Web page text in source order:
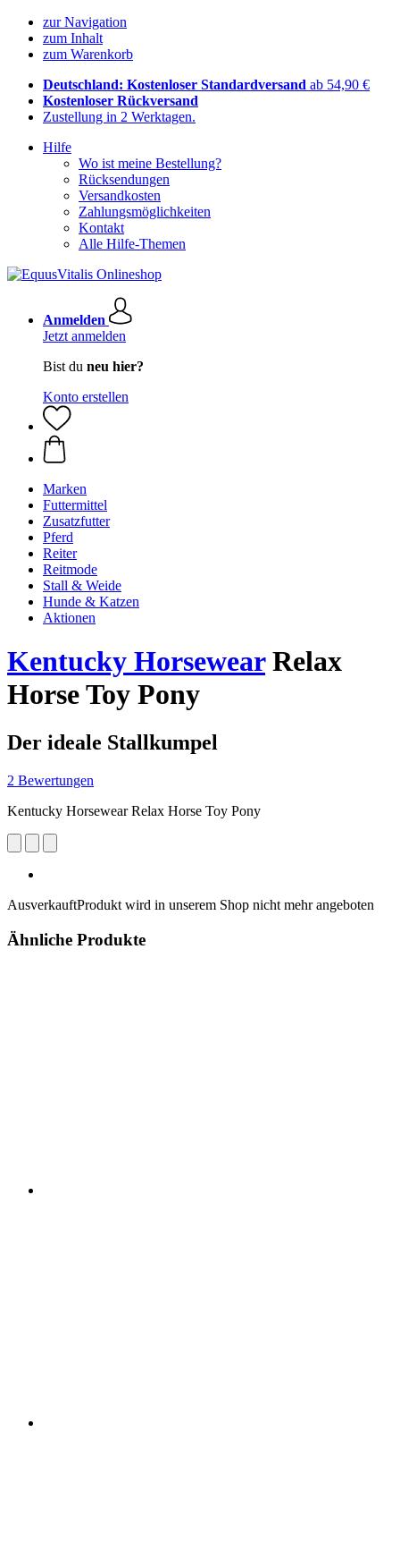
zur Navigation
zum Inhalt
zum Warenkorb
Deutschland: Kostenloser Standardversand ab 54,90 €
Kostenloser Rückversand
Zustellung in 2 Werktagen.
Hilfe
Wo ist meine Bestellung?
Rücksendungen
Versandkosten
Zahlungsmöglichkeiten
Kontakt
Alle Hilfe-Themen
Anmelden
Jetzt anmelden
Bist du neu hier?
Konto erstellen
Marken
Futtermittel
Zusatzfutter
Pferd
Reiter
Reitmode
Stall & Weide
Hunde & Katzen
Aktionen
Kentucky HorsewearRelax
Horse Toy Pony
Der ideale Stallkumpel
2 Bewertungen
Kentucky Horsewear Relax Horse Toy Pony
AusverkauftProdukt wird in unserem Shop nicht mehr angeboten
Ähnliche Produkte